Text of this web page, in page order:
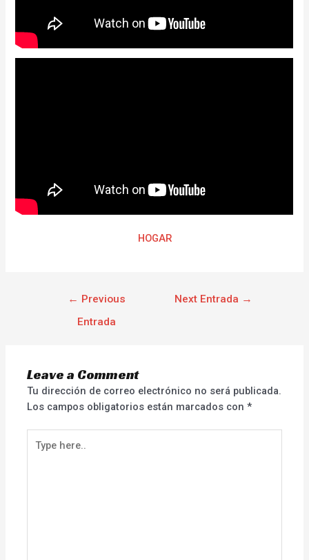
HOGAR
← Previous
Entrada
Next Entrada →
Leave a Comment
Tu dirección de correo electrónico no será publicada.
Los campos obligatorios están marcados con*
here..